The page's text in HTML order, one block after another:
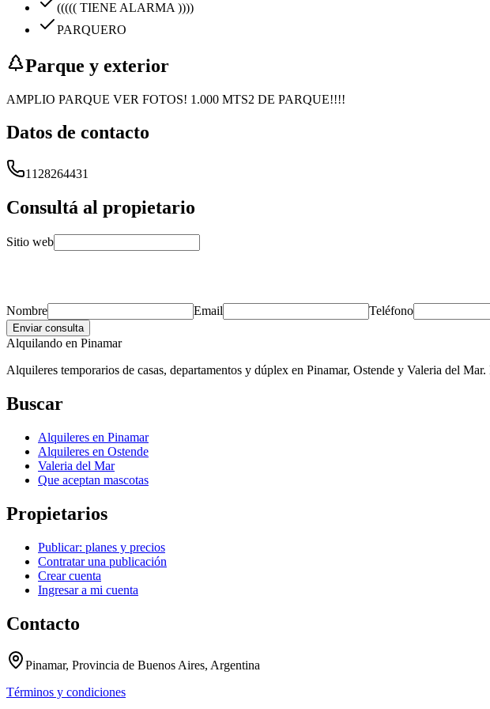
((((( TIENE ALARMA ))))
PARQUERO
Parque y exterior
AMPLIO PARQUE VER FOTOS! 1.000 MTS2 DE PARQUE!!!!
Datos de contacto
1128264431
Consultá al propietario
Sitio web
Nombre Email Teléfono
Enviar consulta
Alquilando en Pinamar
Alquileres temporarios de casas, departamentos y dúplex en Pinamar, Ostende y Valeria del
Buscar
Alquileres en Pinamar
Alquileres en Ostende
Valeria del Mar
Que aceptan mascotas
Propietarios
Publicar: planes y precios
Contratar una publicación
Crear cuenta
Ingresar a mi cuenta
Contacto
Pinamar, Provincia de Buenos Aires, Argentina
Términos y condiciones